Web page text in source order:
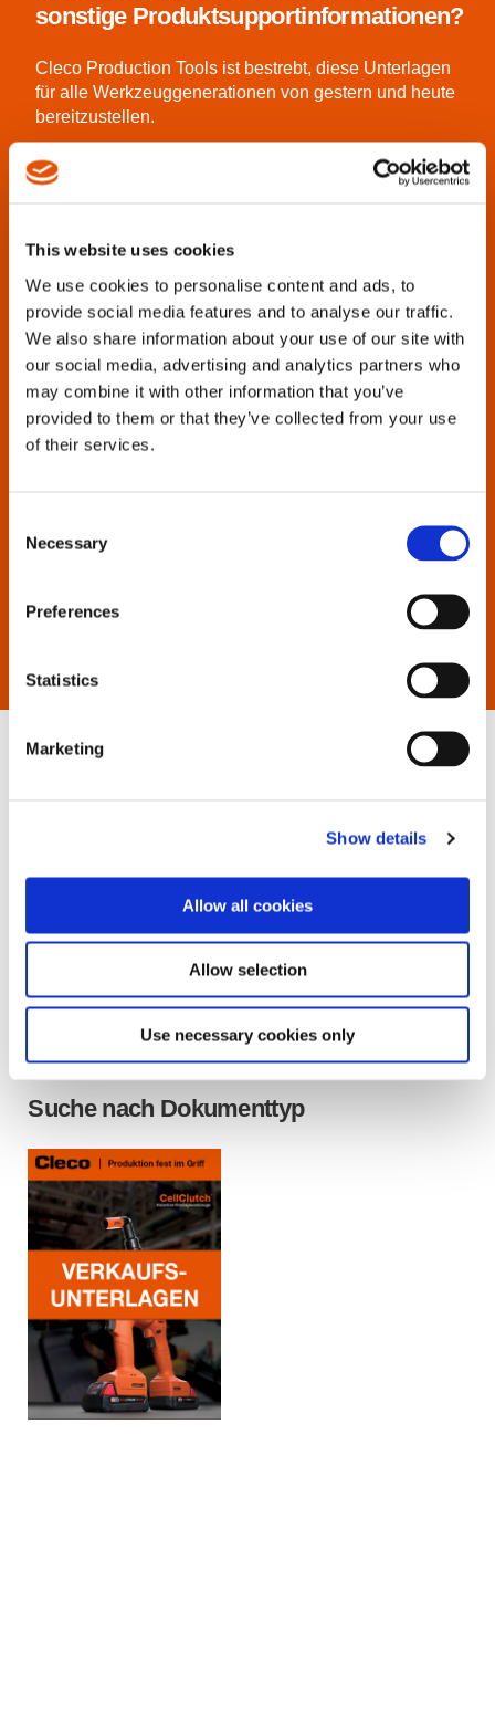
This website uses cookies
We use cookies to personalise content and ads, to
provide social media features and to analyse our traffic.
We also share information about your use of our site with
our social media, advertising and analytics partners who
may combine it with other information that you’ve
provided to them or that they’ve collected from your use
of their services.
Selection
Necessary
Preferences
Statistics
Marketing
Show details
Allow all cookies
Allow selection
Use necessary cookies only
sonstige Produktsupportinformationen?
Cleco Production Tools ist bestrebt, diese Unterlagen
für alle Werkzeuggenerationen von gestern und heute
bereitzustellen.
Geben Sie den Werkzeugnamen oder die
Modellnummer in das Suchfeld ein, um alle
Wenn Sie Probleme bei der Suche haben, wenden Sie
sich an uns.
Suche nach Dokumenttyp